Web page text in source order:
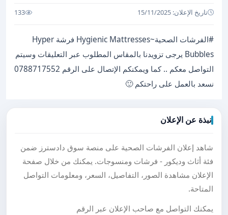
تاريخ الإعلان: 15/11/2025 133
#الفرشات الصحية~Hygienic Mattresses فرشة Hyper
Bubbles يرجى تزويدنا بالمقاس المطلوب عبر التعليقات وسيتم
التواصل معكم .. كما ويمكنكم الإتصال على الرقم 0788717552
نسعد بالعمل على راحتكم 🙂
نبذة عن الإعلان
شاهد إعلان الفرشات الصحية على منصة سوق دادسترز ضمن
فئة أثاث وديكور - فرشات ومنسوجات. يمكنك من خلال صفحة
الإعلان مشاهدة الصور، التفاصيل، السعر، ومعلومات التواصل
المتاحة.
يمكنك التواصل مع صاحب الإعلان عبر الرقم